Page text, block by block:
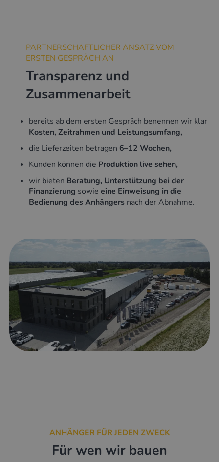
PARTNERSCHAFTLICHER ANSATZ VOM
ERSTEN GESPRÄCH AN
Transparenz und
Zusammenarbeit
bereits ab dem ersten Gespräch benennen wir klar
Kosten, Zeitrahmen und Leistungsumfang,
die Lieferzeiten betragen 6–12 Wochen,
Kunden können die Produktion live sehen,
wir bieten Beratung, Unterstützung bei der
Finanzierung sowie eine Einweisung in die
Bedienung des Anhängers nach der Abnahme.
ANHÄNGER FÜR JEDEN ZWECK
Für wen wir bauen